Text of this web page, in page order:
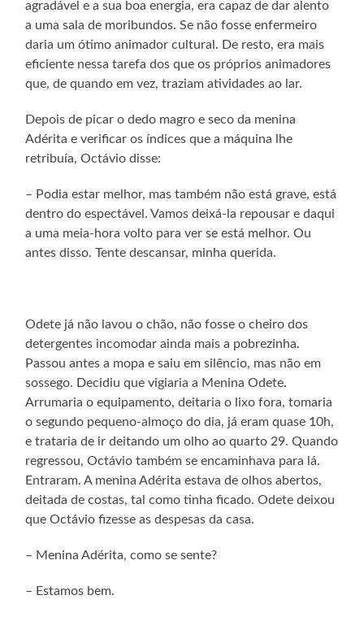
agradável e a sua boa energia, era capaz de dar alento
a uma sala de moribundos. Se não fosse enfermeiro
daria um ótimo animador cultural. De resto, era mais
eficiente nessa tarefa dos que os próprios animadores
que, de quando em vez, traziam atividades ao lar.
Depois de picar o dedo magro e seco da menina
Adérita e verificar os índices que a máquina lhe
retribuía, Octávio disse:
– Podia estar melhor, mas também não está grave, está
dentro do espectável. Vamos deixá-la repousar e daqui
a uma meia-hora volto para ver se está melhor. Ou
antes disso. Tente descansar, minha querida.
Odete já não lavou o chão, não fosse o cheiro dos
detergentes incomodar ainda mais a pobrezinha.
Passou antes a mopa e saiu em silêncio, mas não em
sossego. Decidiu que vigiaria a Menina Odete.
Arrumaria o equipamento, deitaria o lixo fora, tomaria
o segundo pequeno-almoço do dia, já eram quase 10h,
e trataria de ir deitando um olho ao quarto 29. Quando
regressou, Octávio também se encaminhava para lá.
Entraram. A menina Adérita estava de olhos abertos,
deitada de costas, tal como tinha ficado. Odete deixou
que Octávio fizesse as despesas da casa.
– Menina Adérita, como se sente?
– Estamos bem.